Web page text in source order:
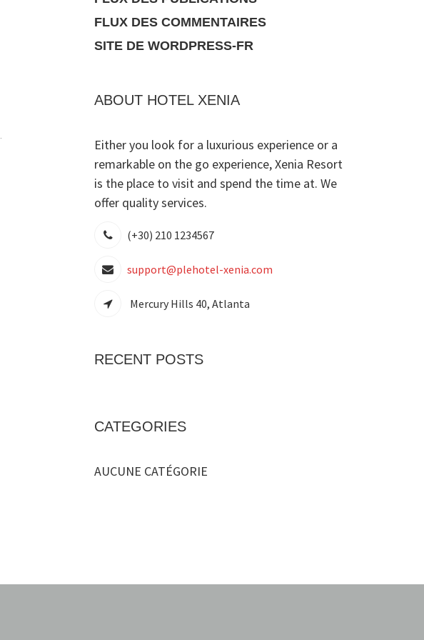
FLUX DES COMMENTAIRES
SITE DE WORDPRESS-FR
ABOUT HOTEL XENIA
Either you look for a luxurious experience or a
remarkable on the go experience, Xenia Resort
is the place to visit and spend the time at. We
offer quality services.
(+30) 210 1234567
support@plehotel-xenia.com
Mercury Hills 40, Atlanta
RECENT POSTS
CATEGORIES
AUCUNE CATÉGORIE